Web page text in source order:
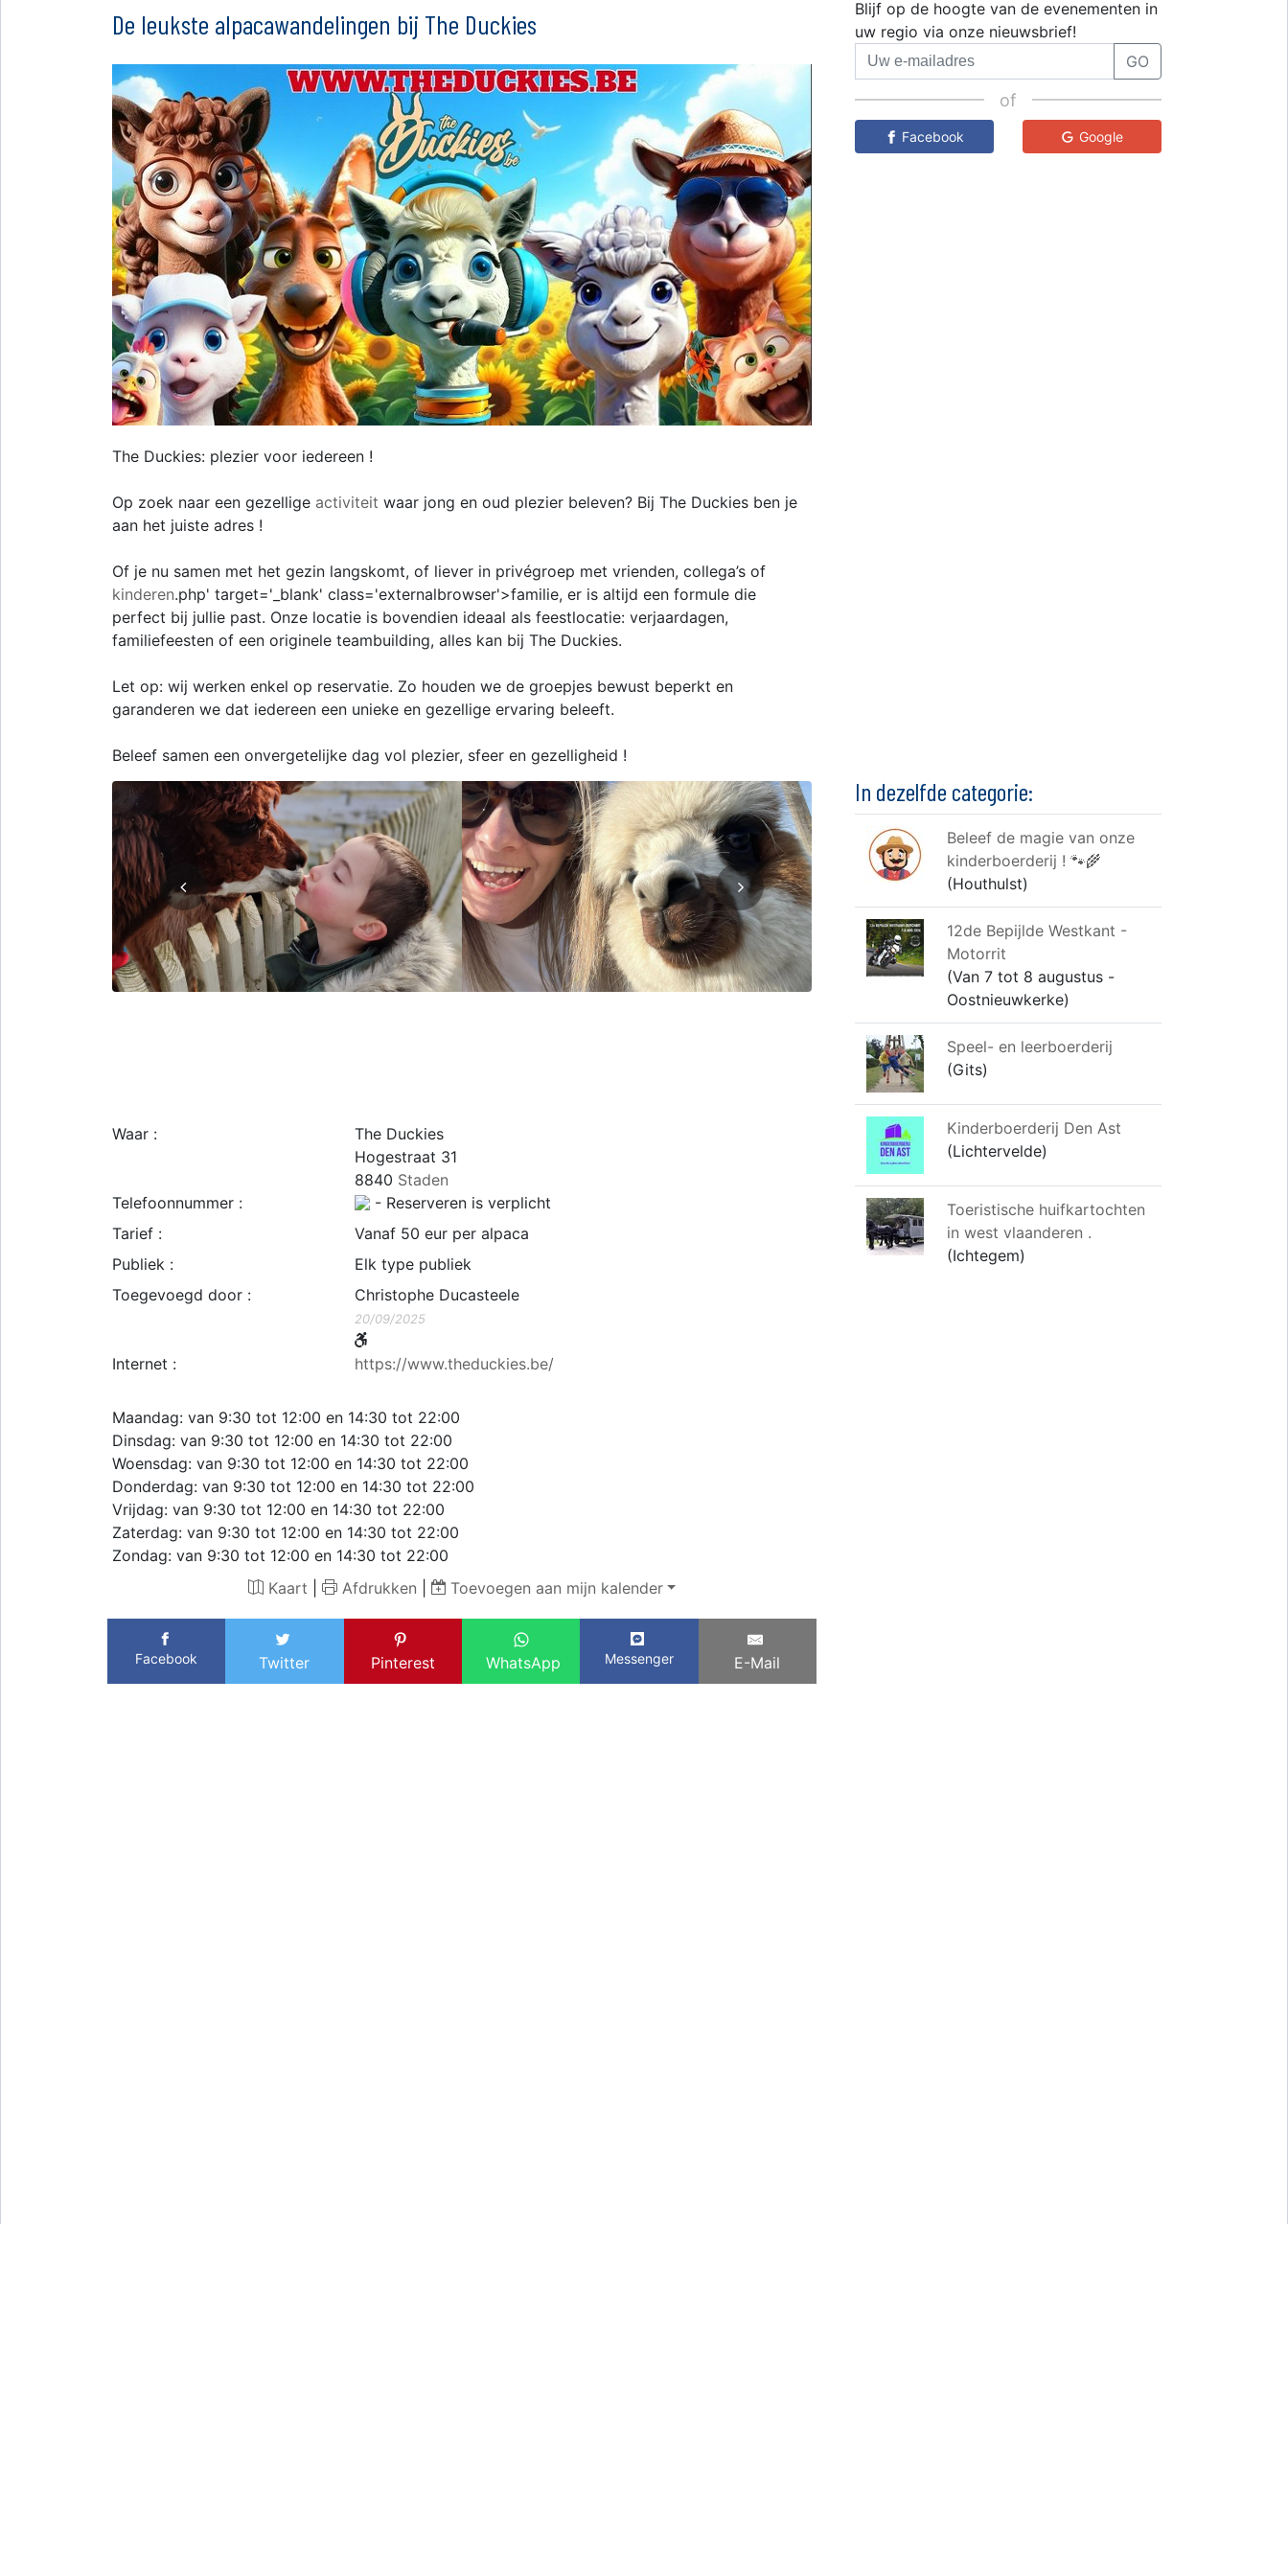
De leukste alpacawandelingen bij The Duckies
The Duckies: plezier voor iedereen !
Op zoek naar een gezellige activiteit waar jong en oud plezier beleven? Bij The Duckies ben je
aan het juiste adres !
Of je nu samen met het gezin langskomt, of liever in privégroep met vrienden, collega’s of
kinderen.php' target='_blank' class='externalbrowser'>familie, er is altijd een formule die
perfect bij jullie past. Onze locatie is bovendien ideaal als feestlocatie: verjaardagen,
familiefeesten of een originele teambuilding, alles kan bij The Duckies.
Let op: wij werken enkel op reservatie. Zo houden we de groepjes bewust beperkt en
garanderen we dat iedereen een unieke en gezellige ervaring beleeft.
Beleef samen een onvergetelijke dag vol plezier, sfeer en gezelligheid !
Waar :
The Duckies
Hogestraat 31
8840 Staden
Telefoonnummer :
- Reserveren is verplicht
Tarief :
Vanaf 50 eur per alpaca
Publiek :
Elk type publiek
Toegevoegd door :
Christophe Ducasteele
20/09/2025
Internet : https://www.theduckies.be/
Maandag: van 9:30 tot 12:00 en 14:30 tot 22:00
Dinsdag: van 9:30 tot 12:00 en 14:30 tot 22:00
Woensdag: van 9:30 tot 12:00 en 14:30 tot 22:00
Donderdag: van 9:30 tot 12:00 en 14:30 tot 22:00
Vrijdag: van 9:30 tot 12:00 en 14:30 tot 22:00
Zaterdag: van 9:30 tot 12:00 en 14:30 tot 22:00
Zondag: van 9:30 tot 12:00 en 14:30 tot 22:00
Kaart
Afdrukken Toevoegen aan mijn kalender
Facebook Twitter Pinterest WhatsApp Messenger E-Mail
Blijf op de hoogte van de evenementen in
uw regio via onze nieuwsbrief!
GO
of
Facebook Google
In dezelfde categorie:
Beleef de magie van onze
kinderboerderij ! 🐾🌾
(Houthulst)
12de Bepijlde Westkant -
Motorrit
(Van 7 tot 8 augustus -
Oostnieuwkerke)
Speel- en leerboerderij
(Gits)
Kinderboerderij Den Ast
(Lichtervelde)
Toeristische huifkartochten
in west vlaanderen .
(Ichtegem)